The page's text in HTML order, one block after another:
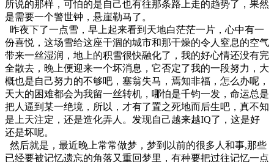
所说的那样，可怕的是自己也有往那条路上走的趋势了，果然
是需要一个警世钟，悬崖勒马了。
昨夜下了一点雪，早上起来看到天地白茫茫一片，心中有一
份喜悦，这场雪给这座干涸的城市和那干燥的令人窒息的空气
带来一丝湿润，地上的积雪很快融化了，我的好心情还没有完
全散去，晚上便迎来一个坏消息，它否定了我的一段努力，大
概也是自己努力的不够吧，塞翁失马，焉知非福，怎么办呢，
天大的困难都会为我留一丝转机，哪怕是千钧一发，命运总是
把人逼到某一绝境，所以，才有了置之死地而后生吧，真不知
是上天注定，还是造化弄人。发现自己越来越IQ了，这是好
还是坏呢。
然后就是，最近晚上常常做梦，梦到以前的很多人和事,那些
已经要被记忆遗忘的角落又重回梦里，有种要把过往记忆一点